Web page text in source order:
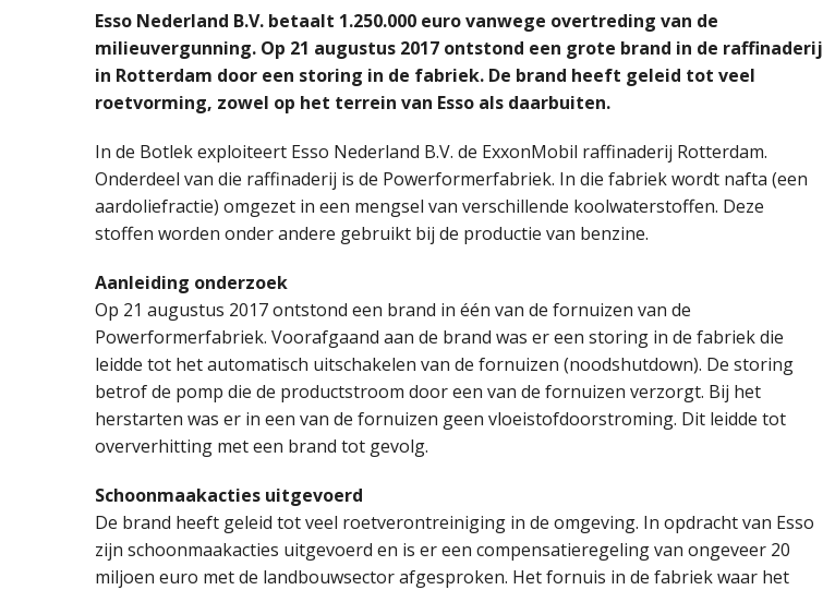
Esso Nederland B.V. betaalt 1.250.000 euro vanwege overtreding van de
milieuvergunning. Op 21 augustus 2017 ontstond een grote brand in de raffinaderij
in Rotterdam door een storing in de fabriek. De brand heeft geleid tot veel
roetvorming, zowel op het terrein van Esso als daarbuiten.
In de Botlek exploiteert Esso Nederland B.V. de ExxonMobil raffinaderij Rotterdam.
Onderdeel van die raffinaderij is de Powerformerfabriek. In die fabriek wordt nafta (een
aardoliefractie) omgezet in een mengsel van verschillende koolwaterstoffen. Deze
stoffen worden onder andere gebruikt bij de productie van benzine.
Aanleiding onderzoek
Op 21 augustus 2017 ontstond een brand in één van de fornuizen van de
Powerformerfabriek. Voorafgaand aan de brand was er een storing in de fabriek die
leidde tot het automatisch uitschakelen van de fornuizen (noodshutdown). De storing
betrof de pomp die de productstroom door een van de fornuizen verzorgt. Bij het
herstarten was er in een van de fornuizen geen vloeistofdoorstroming. Dit leidde tot
oververhitting met een brand tot gevolg.
Schoonmaakacties uitgevoerd
De brand heeft geleid tot veel roetverontreiniging in de omgeving. In opdracht van Esso
zijn schoonmaakacties uitgevoerd en is er een compensatieregeling van ongeveer 20
miljoen euro met de landbouwsector afgesproken. Het fornuis in de fabriek waar het